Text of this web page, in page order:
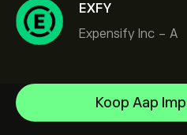
EXFY
Expensify Inc - A
Koop Aap
Micron Technology, Inc.
Vistra Corp